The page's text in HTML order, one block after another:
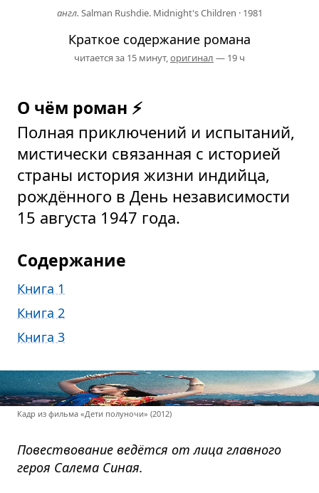
англ. Salman Rushdie. Midnight's Children · 1981
Краткое содержание романа
читается за 15 минут, оригинал — 19 ч
О чём роман ⚡
Полная приключений и испытаний,
мистически связанная с историей
страны история жизни индийца,
рождённого в День независимости
15 августа 1947 года.
Содержание
Книга 1
Книга 2
Книга 3
Кадр из фильма «Дети полуночи» (2012)
Повествование ведётся от лица главного
героя Салема Синая.